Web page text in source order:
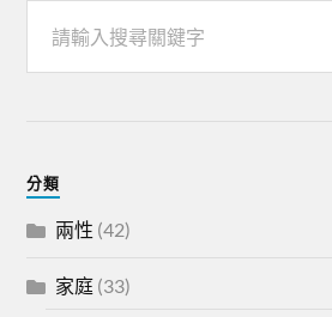
分類
兩性 (42)
家庭 (33)